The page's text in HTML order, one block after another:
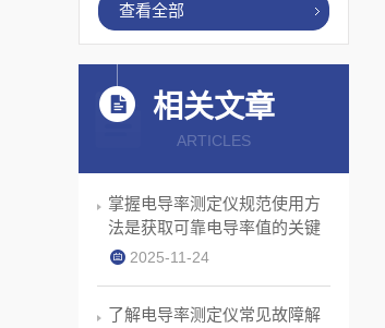
查看全部
相关文章
ARTICLES
掌握电导率测定仪规范使用方
法是获取可靠电导率值的关键
2025-11-24
了解电导率测定仪常见故障解